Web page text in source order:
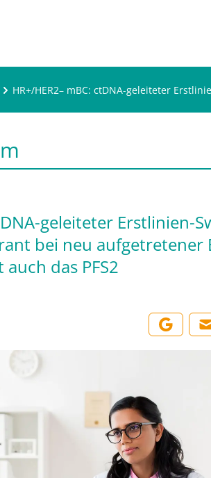
HR+/HER2– mBC: ctDNA-geleiteter
geleiteter Erstlinien-
bei neu aufgetretener
das PFS2